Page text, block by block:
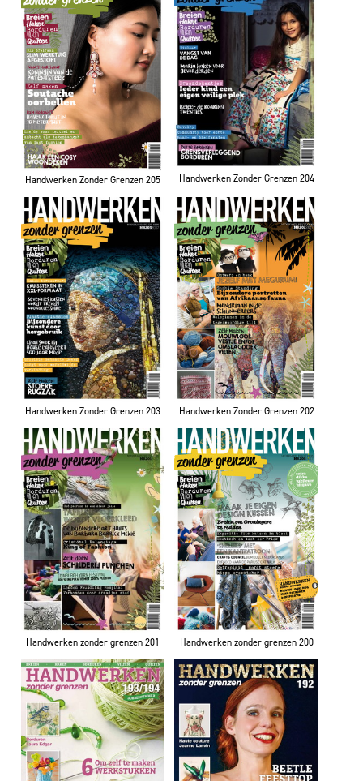
Handwerken Zonder Grenzen 205 Handwerken Zonder Grenzen 204
Handwerken Zonder Grenzen 203 Handwerken Zonder Grenzen 202
Handwerken zonder grenzen 201 Handwerken zonder grenzen 200